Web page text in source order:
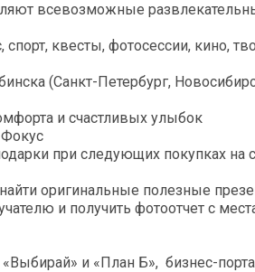
всевозможные
спорт, квесты, фотосессии, кино,
(Санкт-Петербург,
и счастливых улыбок
при следующих покупках на
оригинальные полезные
и получить фотоотчет с
и «План Б», бизнес-